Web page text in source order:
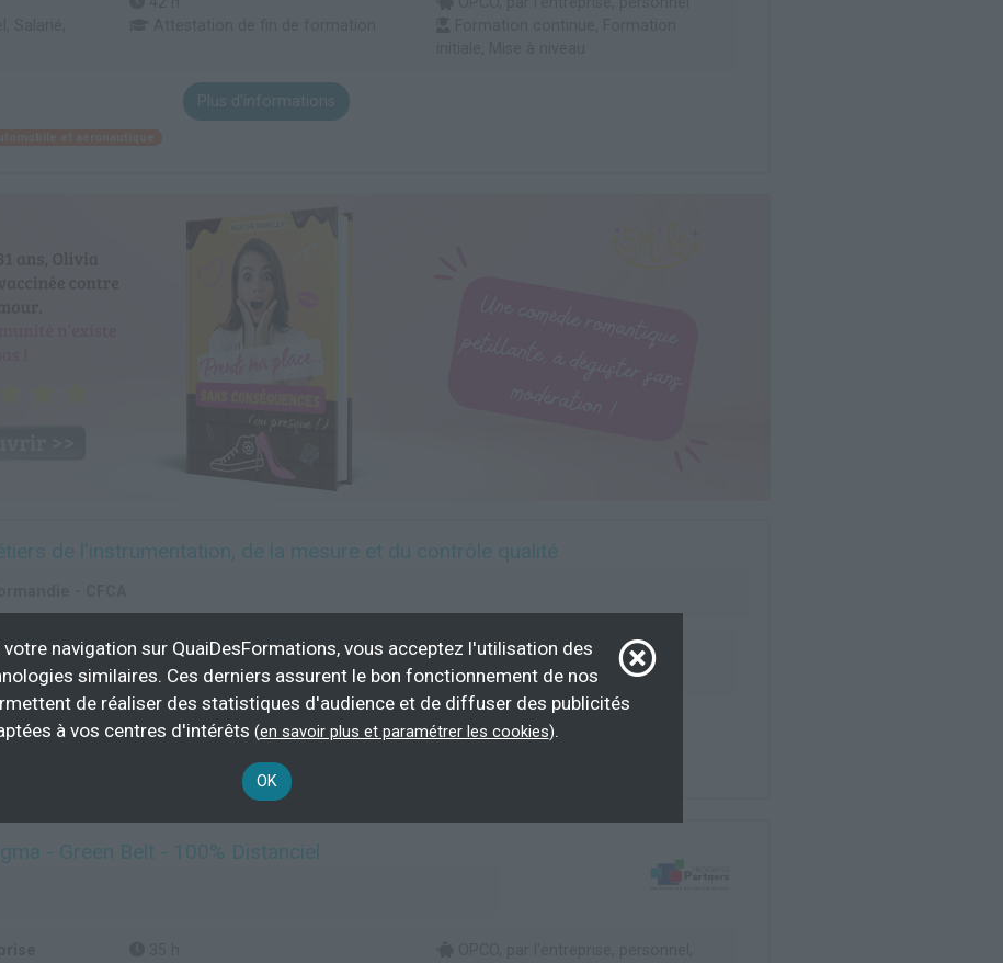
Plus d'informations
de l'instrumentation, de la mesure et du contrôle qualité
1300 h
demandeur d’emploi
Plus d'informations
Inspection de conformité
- Green Belt - 100% Distanciel
votre navigation sur QuaiDesFormations, vous acceptez l'utilisation des
similaires. Ces derniers assurent le bon fonctionnement de nos
de réaliser des statistiques d'audience et de diffuser des publicités
à vos centres d'intérêts (en savoir plus et paramétrer les cookies).
OK